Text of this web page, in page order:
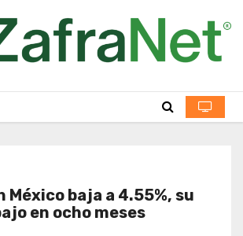
México baja a 4.55%, su
en ocho meses